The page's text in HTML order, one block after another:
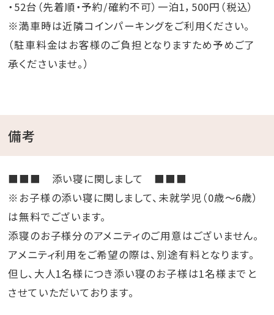
・52台（先着順・予約/確約不可）一泊1，500円（税込）
※満車時は近隣コインパーキングをご利用ください。
（駐車料金はお客様のご負担となりますため予めご了
承くださいませ。）
備考
■■■ 添い寝に関しまして ■■■
※お子様の添い寝に関しまして、未就学児（0歳～6歳）
は無料でございます。
添寝のお子様分のアメニティのご用意はございません。
アメニティ利用をご希望の際は、別途有料となります。
但し、大人1名様につき添い寝のお子様は1名様までと
させていただいております。